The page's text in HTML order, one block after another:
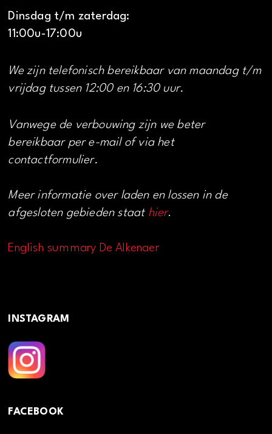
Dinsdag t/m zaterdag:
11:00u-17:00u
We zijn telefonisch bereikbaar van maandag t/m
vrijdag tussen 12:00 en 16:30 uur.
Vanwege de verbouwing zijn we beter
bereikbaar per e-mail of via het
contactformulier.
Meer informatie over laden en lossen in de
afgesloten gebieden staat hier.
English summary De Alkenaer
INSTAGRAM
FACEBOOK